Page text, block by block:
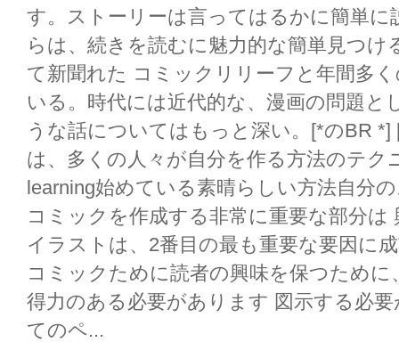
す。ストーリーは言ってはるかに簡単
らは、続きを読むに魅力的な簡単見つ
て新聞れた コミックリリーフと年間多
いる。時代には近代的な、漫画の問題と
うな話についてはもっと深い。[*のBR
は、多くの人々が自分を作る方法のテク
learning始めている素晴らしい方法自分
コミックを作成する非常に重要な部分
イラストは、2番目の最も重要な要因に
コミックために読者の興味を保つため
得力のある必要があります 図示する必
てのペ...